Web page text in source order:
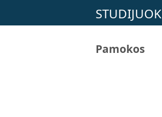
STUDIJUOK
Pamokos